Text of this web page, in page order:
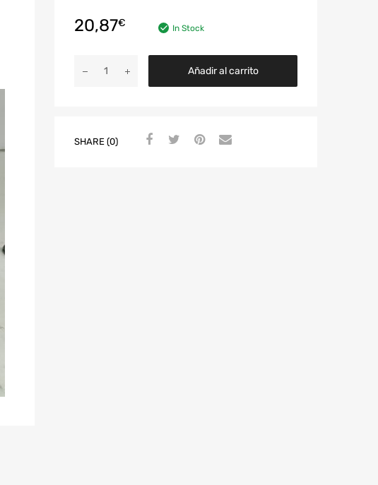
20,87€ In Stock
Añadir al carrito
SHARE (0)